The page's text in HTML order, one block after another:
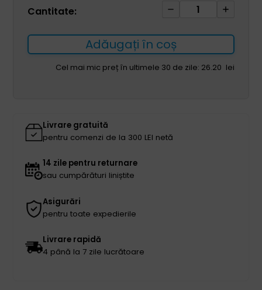
Cantitate:
Cantitate
de
din
Adăugați în coș
Cel mai mic preț în ultimele 30 de zile: 26.20 lei
Livrare gratuită
pentru comenzi de la 300 LEI netă
14 zile pentru returnare
sau cumpărături liniștite
Asigurări
pentru toate expedierile
Livrare rapidă
4 până la 7 zile lucrătoare